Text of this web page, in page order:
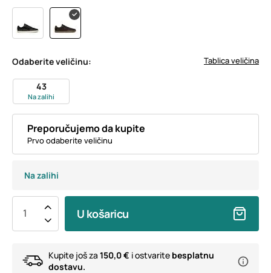
Tablica veličina
Odaberite veličinu:
43
Na zalihi
Preporučujemo da kupite
Prvo odaberite veličinu
Na zalihi
U košaricu
Kupite još za 150,0 € i ostvarite besplatnu
dostavu.